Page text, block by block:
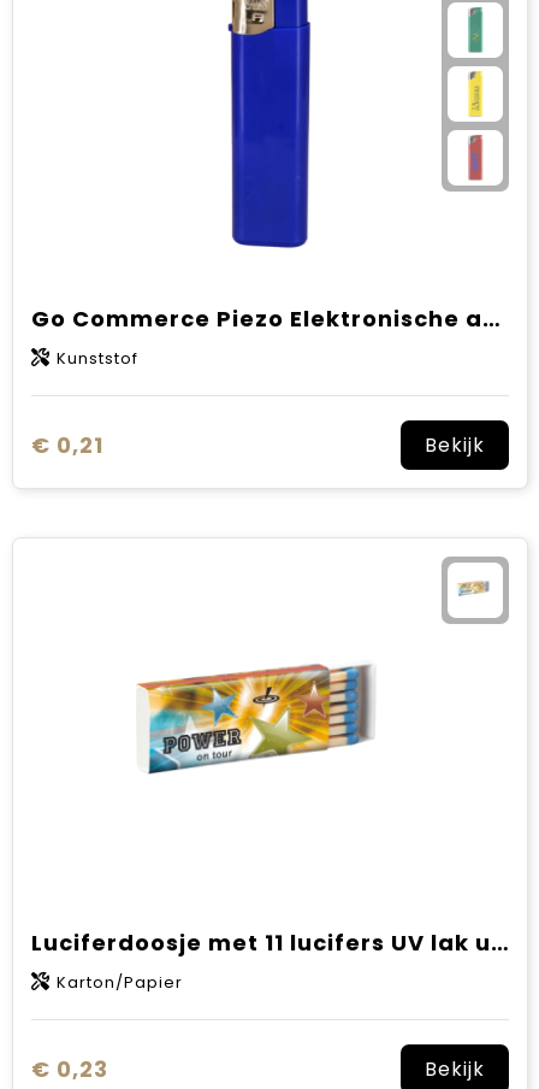
Go Commerce Piezo Elektronische aansteker HC, navulbaar
Kunststof
€ 0,21 Bekijk
Luciferdoosje met 11 lucifers UV lak uitvoering met full colour opdruk
Karton/Papier
€ 0,23 Bekijk